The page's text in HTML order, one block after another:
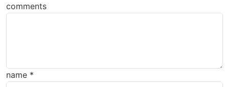
comments
name *